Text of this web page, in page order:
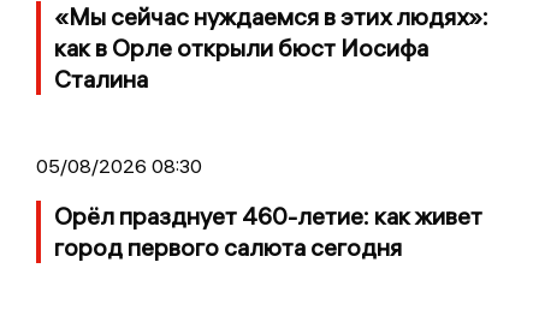
«Мы сейчас нуждаемся в этих людях»:
как в Орле открыли бюст Иосифа
Сталина
05/08/2026 08:30
Орёл празднует 460-летие: как живет
город первого салюта сегодня